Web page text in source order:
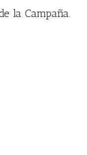
la Campaña.